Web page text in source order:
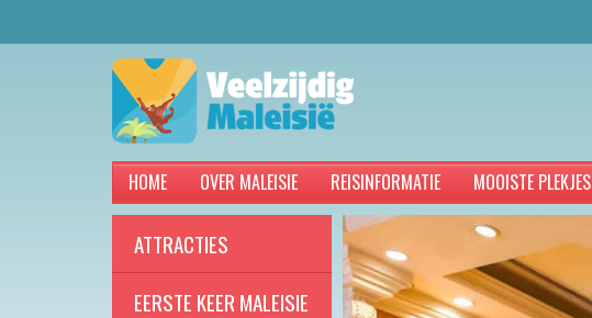
HOME OVER MALEISIE REISINFORMATIE MOOISTE PLEKJES
ATTRACTIES
EERSTE KEER MALEISIE